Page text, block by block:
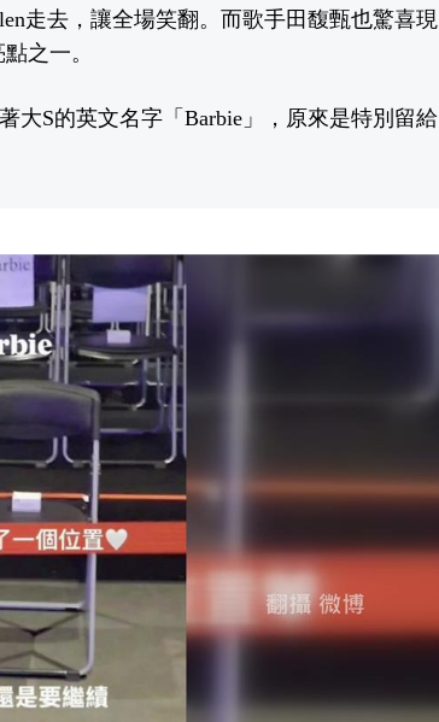
走去，讓全場笑翻。而歌手田馥甄也驚喜現
之一。
大S的英文名字「Barbie」，原來是特別留給